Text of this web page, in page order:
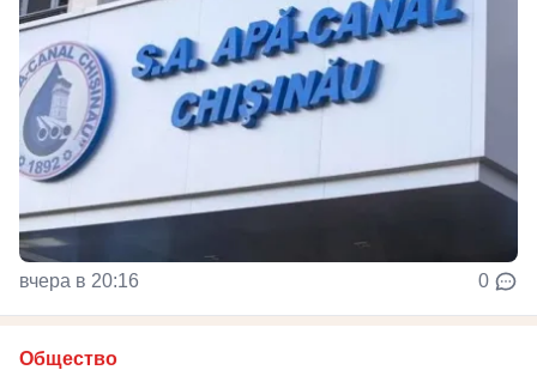
вчера в 20:16 0
Общество